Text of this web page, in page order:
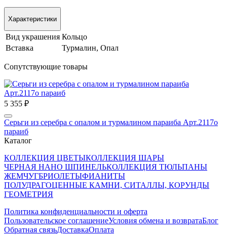
Характеристики
Вид украшения Кольцо
Вставка
Турмалин, Опал
Сопутствующие товары
5 355 ₽
Серьги из серебра с опалом и турмалином параиба Арт.2117о
параиб
Каталог
КОЛЛЕКЦИЯ ЦВЕТЫКОЛЛЕКЦИЯ ШАРЫ
ЧЕРНАЯ НАНО ШПИНЕЛЬКОЛЛЕКЦИЯ ТЮЛЬПАНЫ
ЖЕМЧУГБРИОЛЕТЫФИАНИТЫ
ПОЛУДРАГОЦЕННЫЕ КАМНИ, СИТАЛЛЫ, КОРУНДЫ
ГЕОМЕТРИЯ
Политика конфиденциальности и оферта
Пользовательское соглашениеУсловия обмена и возвратаБлог
Обратная связьДоставкаОплата